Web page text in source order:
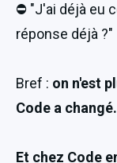
⛔️ "J'ai déjà eu
réponse déjà ?"
Bref : on n'est
Code a changé.
Et chez Code